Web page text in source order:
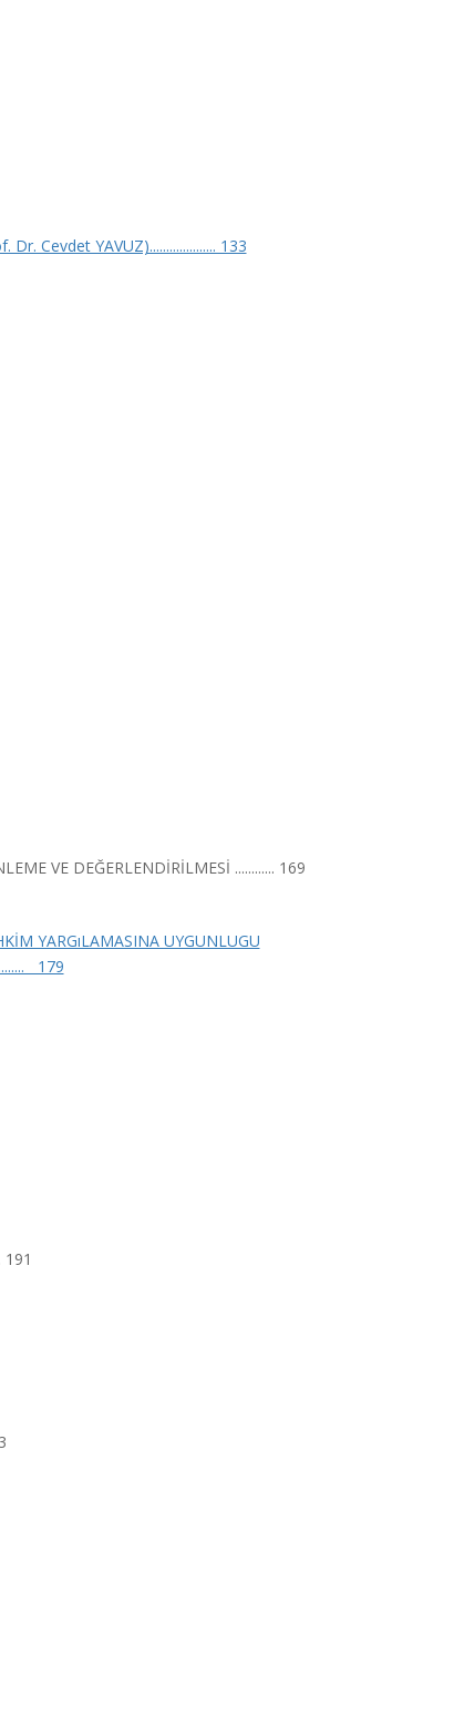
Cevdet YAVUZ).................... 133
VE DEĞERLENDİRİLMESİ ............ 169
YARGıLAMASINA UYGUNLUGU
179
191